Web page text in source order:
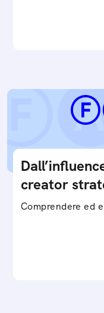
creator
Comprendere ed